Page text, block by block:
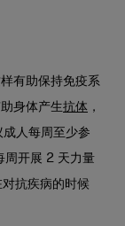
有助保持免疫系
身体产生抗体 ，
人每周至少参
周开展 2 天力量
抗疾病的时候